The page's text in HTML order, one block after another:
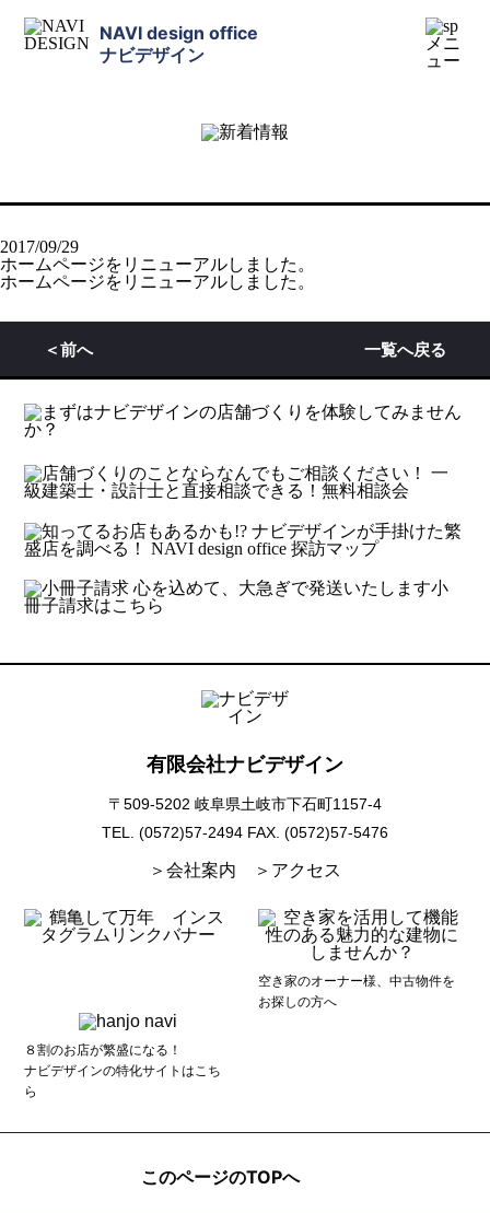
NAVI design office
ナビデザイン
2017/09/29
ホームページをリニューアルしました。
ホームページをリニューアルしました。
＜前へ 一覧へ戻る
有限会社ナビデザイン
〒509-5202 岐阜県土岐市下石町1157-4
TEL. (0572)57-2494 FAX. (0572)57-5476
＞会社案内 ＞アクセス
空き家のオーナー様、中古物件を
お探しの方へ
８割のお店が繁盛になる！
ナビデザインの特化サイトはこち
ら
このページのTOPへ